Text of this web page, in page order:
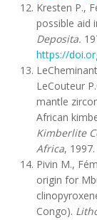
Kresten P.,
possible aid
Deposita.
https://
LeCouteur
mantle
African
Kimberlite
Africa,
Pivin M.,
origin for
Congo).